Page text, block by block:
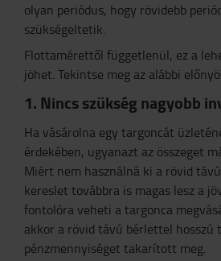
olyan periódus, hogy rövidebb
szükségeltetik.
Flottamérettől függetlenül, ez a
jöhet. Tekintse meg az alábbi
1. Nincs szükség nagyobb
Ha vásárolna egy targoncát
érdekében, ugyanazt az összeget
Miért nem használná ki a rövid
kereslet továbbra is magas lesz a
fontolóra veheti a targonca
akkor a rövid távú bérlettel hosszú
pénzmennyiséget takarított meg.